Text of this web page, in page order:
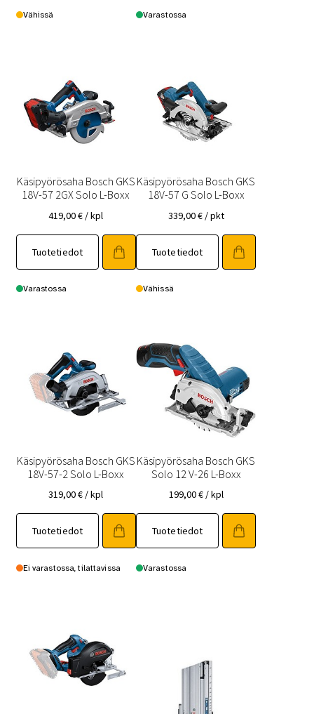
Vähissä Varastossa
Käsipyörösaha Bosch GKS
18V-57 2GX Solo L-Boxx
419,00€ / kpl
Tuotetiedot
Varastossa
Käsipyörösaha Bosch GKS
18V-57 G Solo L-Boxx
339,00€ / pkt
Tuotetiedot
Vähissä
Käsipyörösaha Bosch GKS
18V-57-2 Solo L-Boxx
319,00€ / kpl
Tuotetiedot
Ei varastossa, tilattavissa
Käsipyörösaha Bosch GKS
Solo 12 V-26 L-Boxx
199,00€ / kpl
Tuotetiedot
Varastossa